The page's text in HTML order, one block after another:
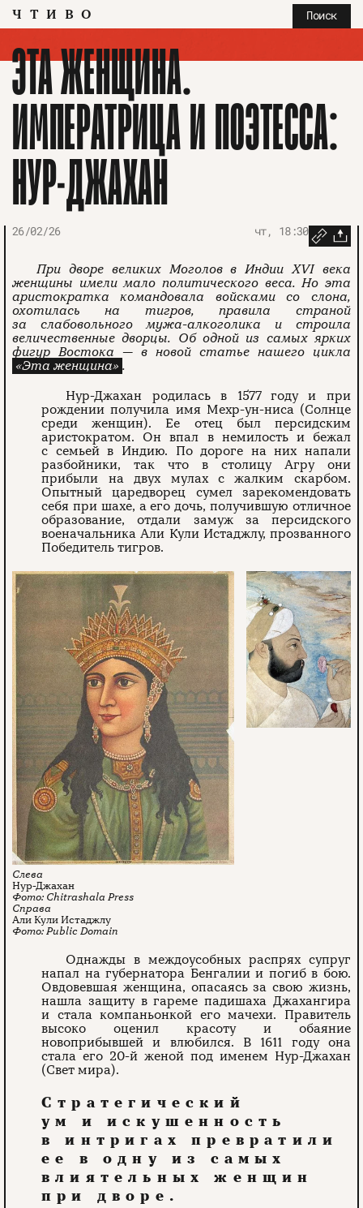
ЧТИВО Поиск
ЭТА ЖЕНЩИНА.
ИМПЕРАТРИЦА И ПОЭТЕССА:
НУР-ДЖАХАН
26/02/26 чт, 18:30
При дворе великих Моголов в Индии XVI века
женщины имели мало политического веса. Но эта
аристократка командовала войсками со слона,
охотилась на тигров, правила страной
за слабовольного мужа-алкоголика и строила
величественные дворцы. Об одной из самых ярких
фигур Востока — в новой статье нашего цикла
«Эта женщина» .
Нур-Джахан родилась в 1577 году и при
рождении получила имя Мехр-ун-ниса (Солнце
среди женщин). Ее отец был персидским
аристократом. Он впал в немилость и бежал
с семьей в Индию. По дороге на них напали
разбойники, так что в столицу Агру они
прибыли на двух мулах с жалким скарбом.
Опытный царедворец сумел зарекомендовать
себя при шахе, а его дочь, получившую отличное
образование, отдали замуж за персидского
военачальника Али Кули Истаджлу, прозванного
Победитель тигров.
Нур-Джахан
Chitrashala Press
Али Кули Истаджлу
Public Domain
Однажды в междоусобных распрях супруг
напал на губернатора Бенгалии и погиб в бою.
Овдовевшая женщина, опасаясь за свою жизнь,
нашла защиту в гареме падишаха Джахангира
и стала компаньонкой его мачехи. Правитель
высоко оценил красоту и обаяние
новоприбывшей и влюбился. В 1611 году она
стала его 20-й женой под именем Нур-Джахан
(Свет мира).
Стратегический
ум и искушенность
в интригах превратили
ее в одну из самых
влиятельных женщин
при дворе.